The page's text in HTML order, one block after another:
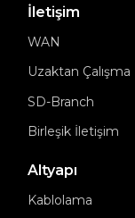
İletişim
WAN
Uzaktan Çalışma
SD-Branch
Birleşik İletişim
Altyapı
Kablolama